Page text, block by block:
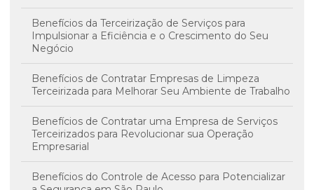
Benefícios da Terceirização de Serviços para
Impulsionar a Eficiência e o Crescimento do Seu
Negócio
Benefícios de Contratar Empresas de Limpeza
Terceirizada para Melhorar Seu Ambiente de Trabalho
Benefícios de Contratar uma Empresa de Serviços
Terceirizados para Revolucionar sua Operação
Empresarial
Benefícios do Controle de Acesso para Potencializar